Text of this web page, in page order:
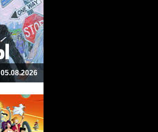
05.08.2026